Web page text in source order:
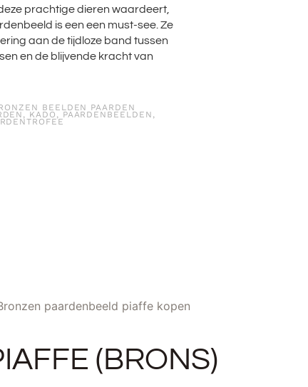
prachtige dieren waardeert,
is een een must-see. Ze
aan de tijdloze band tussen
en de blijvende kracht van
BEELDEN PAARDEN
, KADO , PAARDENBEELDEN ,
(BRONS)